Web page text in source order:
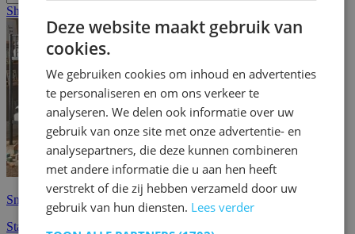
Showroom
Snelle levering
Stapelbed Dixie 90x200cm - metaal - mat zwart
Deze website maakt gebruik van
cookies.
We gebruiken cookies om inhoud en advertenties
te personaliseren en om ons verkeer te
analyseren. We delen ook informatie over uw
gebruik van onze site met onze advertentie- en
analysepartners, die deze kunnen combineren
met andere informatie die u aan hen heeft
verstrekt of die zij hebben verzameld door uw
gebruik van hun diensten. Lees verder